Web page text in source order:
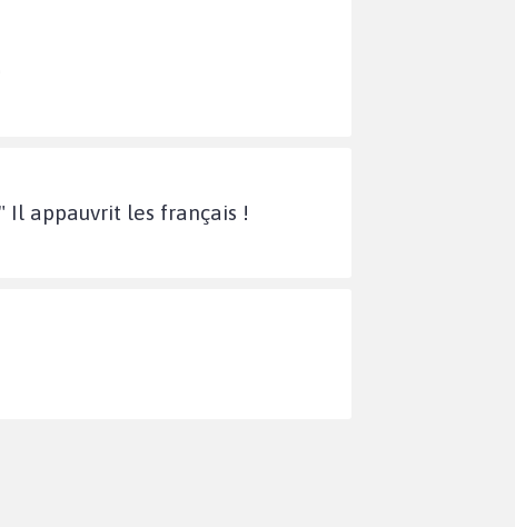
Il appauvrit les français !